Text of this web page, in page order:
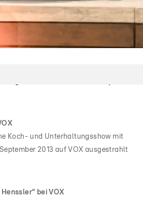
Koch- und Unterhaltungsshow mit
2013 auf VOX ausgestrahlt
bei VOX